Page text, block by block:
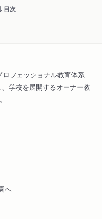
目次
ロフェッショナル教育体系
学校を展開するオーナー教
へ